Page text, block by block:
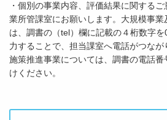
・個別の事業内容、評価結果に関する
業所管課室にお願いします。大規模事
は、調書の（tel）欄に記載の４桁数字
力することで、担当課室へ電話がつな
施策推進事業については、調書の電話
けください。